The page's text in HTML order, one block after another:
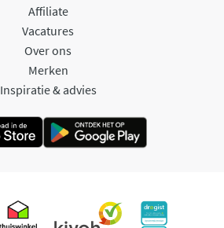
Affiliate
Vacatures
Over ons
Merken
Inspiratie & advies